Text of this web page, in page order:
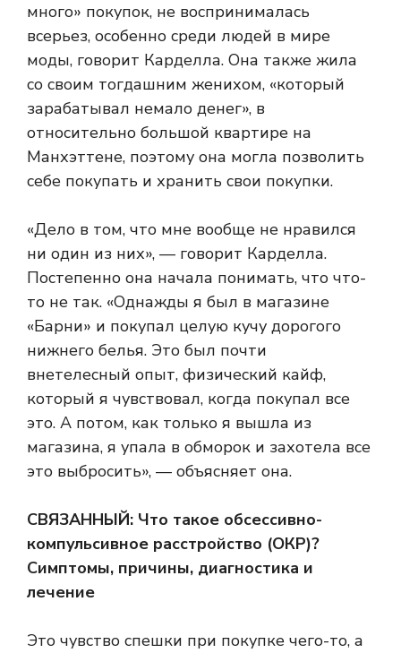
много» покупок, не воспринималась
всерьез, особенно среди людей в мире
моды, говорит Карделла. Она также жила
со своим тогдашним женихом, «который
зарабатывал немало денег», в
относительно большой квартире на
Манхэттене, поэтому она могла позволить
себе покупать и хранить свои покупки.
«Дело в том, что мне вообще не нравился
ни один из них», — говорит Карделла.
Постепенно она начала понимать, что что-
то не так. «Однажды я был в магазине
«Барни» и покупал целую кучу дорогого
нижнего белья. Это был почти
внетелесный опыт, физический кайф,
который я чувствовал, когда покупал все
это. А потом, как только я вышла из
магазина, я упала в обморок и захотела все
это выбросить», — объясняет она.
СВЯЗАННЫЙ: Что такое обсессивно-
компульсивное расстройство (ОКР)?
Симптомы, причины, диагностика и
лечение
Это чувство спешки при покупке чего-то, а